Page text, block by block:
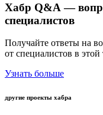
Хабр Q&A —
специалистов
Получайте ответы на
от специалистов в этой
Узнать больше
другие проекты хабра